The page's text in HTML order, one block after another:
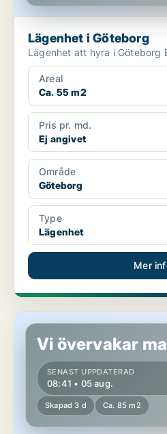
Lägenhet i Göteborg
Areal
Ca. 55 m2
Pris pr. md.
Ej angivet
Område
Göteborg
Type
Lägenhet
Mer
Lägenhet i Göteborg
Vi övervakar
SENAST UPPDATERAD
08:41 • 05 aug.
Skapad 3 d Ca. 85 m2